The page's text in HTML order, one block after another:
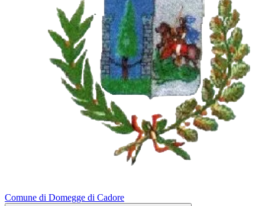
Comune di Domegge di Cadore